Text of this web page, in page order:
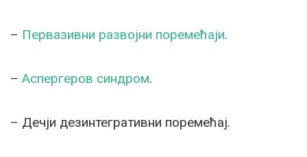
– Первазивни развојни поремећаји.
– Аспергеров синдром.
– Дечји дезинтегративни поремећај.